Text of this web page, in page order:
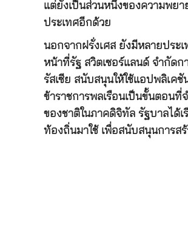
แต่ยังเป็นส่วนหนึ่งของความพย
ประเทศอีกด้วย
นอกจากฝรั่งเศส ยังมีหลายประเ
หน้าที่รัฐ สวิตเซอร์แลนด์ จำกัดก
รัสเซีย สนับสนุนให้ใช้แอปพลิเค
ข้าราชการพลเรือนเป็นขั้นตอนที่
ของชาติในภาคดิจิทัล รัฐบาลได้
ท้องถิ่นมาใช้ เพื่อสนับสนุนการ